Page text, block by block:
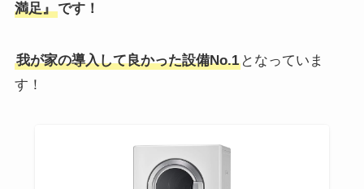
満足』です！
我が家の導入して良かった設備No.1となっていま
す！